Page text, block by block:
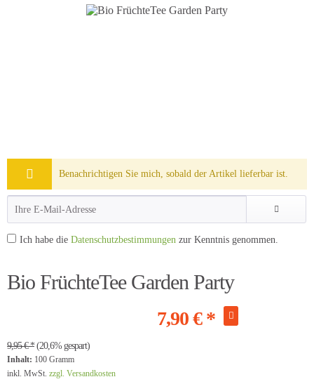
Benachrichtigen Sie mich, sobald der Artikel lieferbar ist.
Ich habe die Datenschutzbestimmungen zur Kenntnis genommen.
Bio FrüchteTee Garden Party
7,90 € *
9,95 € * (20,6% gespart)
Inhalt: 100 Gramm
inkl. MwSt. zzgl. Versandkosten